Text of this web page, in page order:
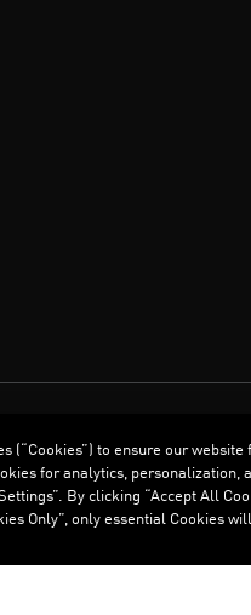
(“Cookies”) to ensure our
for analytics, personalization,
By clicking “Accept All
Only”, only essential Cookies